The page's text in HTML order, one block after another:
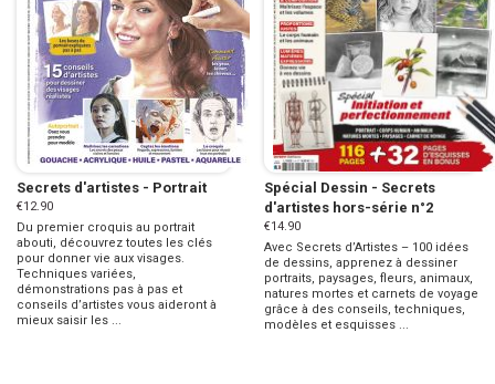
Secrets d'artistes - Portrait
€12.90
Du premier croquis au portrait
abouti, découvrez toutes les clés
pour donner vie aux visages.
Techniques variées,
démonstrations pas à pas et
conseils d’artistes vous aideront à
mieux saisir les ...
Spécial Dessin - Secrets
d'artistes hors-série n°2
€14.90
Avec Secrets d’Artistes – 100 idées
de dessins, apprenez à dessiner
portraits, paysages, fleurs, animaux,
natures mortes et carnets de voyage
grâce à des conseils, techniques,
modèles et esquisses ...